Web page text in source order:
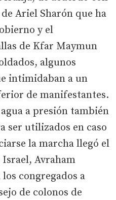
Ariel Sharón que ha
y el
de Kfar Maymun
algunos
intimidaban a un
de manifestantes.
a presión también
ser utilizados en caso
la marcha llegó el
Avraham
congregados a
de colonos de